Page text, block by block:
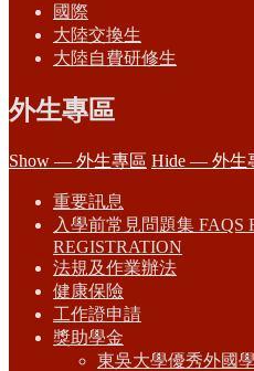
國際
大陸交換生
大陸自費研修生
外生專區
Show — 外生專區 Hide — 外生
重要訊息
入學前常見問題集 FAQS
REGISTRATION
法規及作業辦法
健康保險
工作證申請
獎助學金
東吳大學優秀外國